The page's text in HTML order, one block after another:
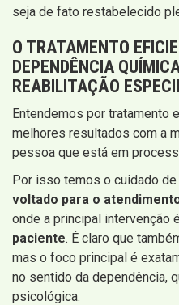
seja de fato restabelecido
O TRATAMENTO
DEPENDÊNCIA
REABILITAÇÃO
Entendemos por tratamento
melhores resultados com a
pessoa que está em
Por isso temos o cuidado
voltado para o
onde a principal intervenção
paciente. É claro que
mas o foco principal é
no sentido da dependência,
psicológica.